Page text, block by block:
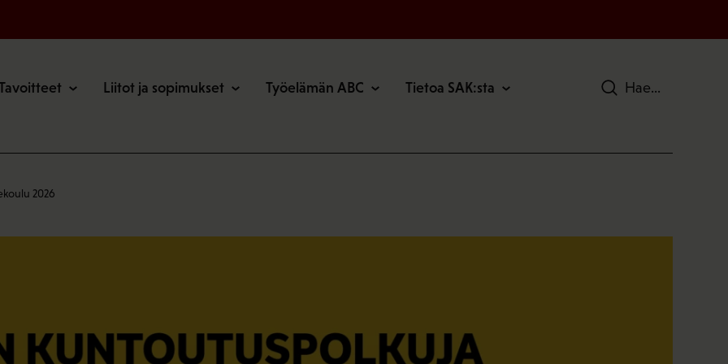
Liitot ja sopimukset Työelämän ABC Tietoa SAK:sta Hae
2026